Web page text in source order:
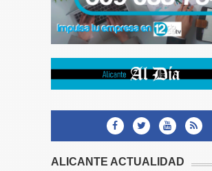
ALICANTE ACTUALIDAD